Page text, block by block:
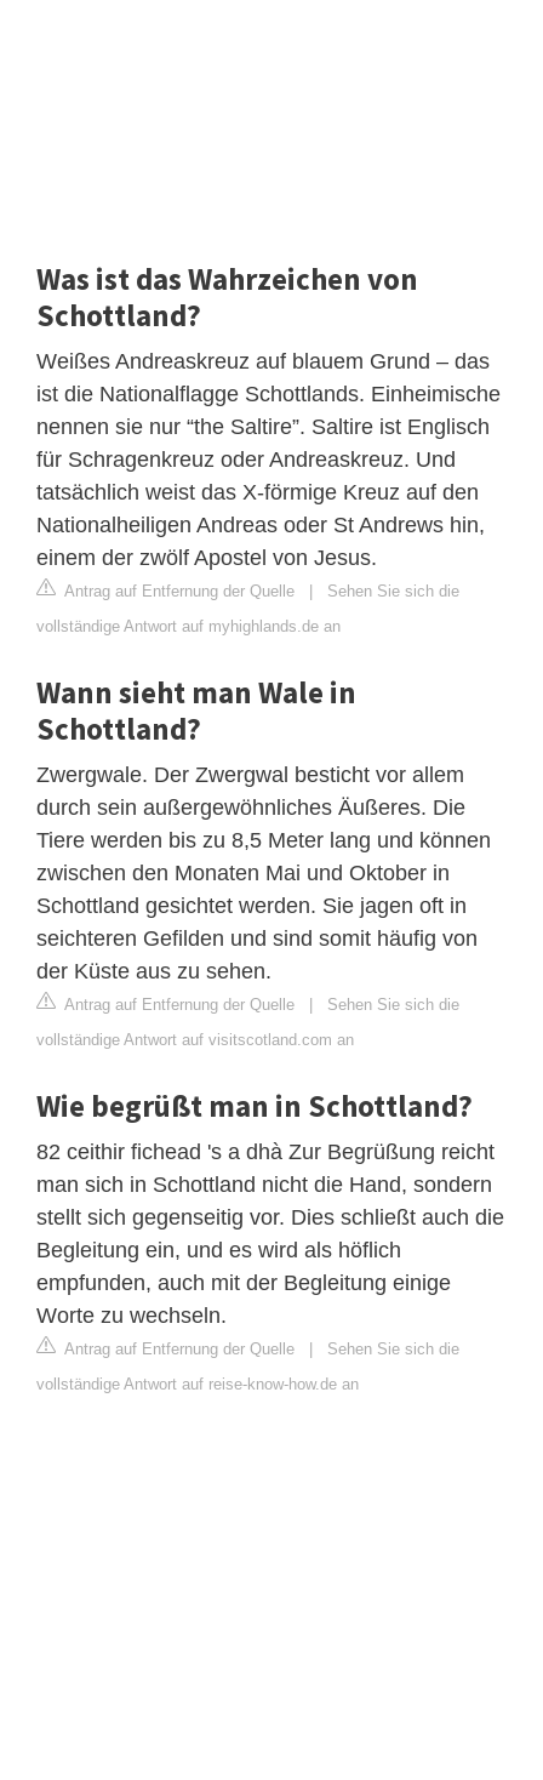
Was ist das Wahrzeichen von
Schottland?
Weißes Andreaskreuz auf blauem Grund – das
ist die Nationalflagge Schottlands. Einheimische
nennen sie nur “the Saltire”. Saltire ist Englisch
für Schragenkreuz oder Andreaskreuz. Und
tatsächlich weist das X-förmige Kreuz auf den
Nationalheiligen Andreas oder St Andrews hin,
einem der zwölf Apostel von Jesus.
Antrag auf Entfernung der Quelle | Sehen Sie sich die
vollständige Antwort auf myhighlands.de an
Wann sieht man Wale in
Schottland?
Zwergwale. Der Zwergwal besticht vor allem
durch sein außergewöhnliches Äußeres. Die
Tiere werden bis zu 8,5 Meter lang und können
zwischen den Monaten Mai und Oktober in
Schottland gesichtet werden. Sie jagen oft in
seichteren Gefilden und sind somit häufig von
der Küste aus zu sehen.
Antrag auf Entfernung der Quelle | Sehen Sie sich die
vollständige Antwort auf visitscotland.com an
Wie begrüßt man in Schottland?
82 ceithir fichead 's a dhà Zur Begrüßung reicht
man sich in Schottland nicht die Hand, sondern
stellt sich gegenseitig vor. Dies schließt auch die
Begleitung ein, und es wird als höflich
empfunden, auch mit der Begleitung einige
Worte zu wechseln.
Antrag auf Entfernung der Quelle | Sehen Sie sich die
vollständige Antwort auf reise-know-how.de an